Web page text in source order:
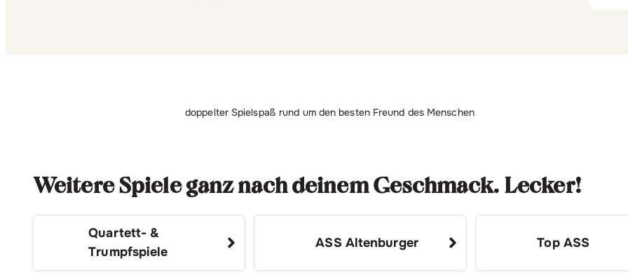
doppelter Spielspaß rund um den besten Freund des Menschen
Weitere Spiele ganz nach deinem Geschmack. Lecker!
Quartett- &
Trumpfspiele
ASS Altenburger Top ASS